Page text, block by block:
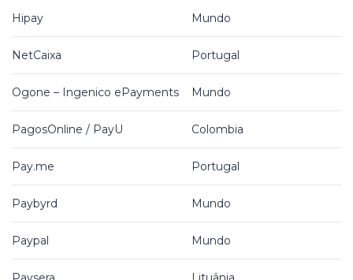
Hipay Mundo
NetCaixa Portugal
Ogone – Ingenico ePayments Mundo
PagosOnline / PayU Colombia
Pay.me Portugal
Paybyrd Mundo
Paypal Mundo